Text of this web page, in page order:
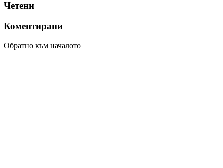
Четени
Коментирани
Обратно към началото